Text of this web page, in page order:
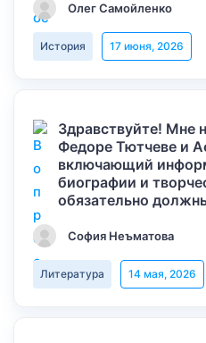
Олег Самойленко
История 17 июня, 2026
Здравствуйте! Мне
Федоре Тютчеве и
включающий
биографии и
обязательно
София Неъматова
Литература 14 мая, 2026